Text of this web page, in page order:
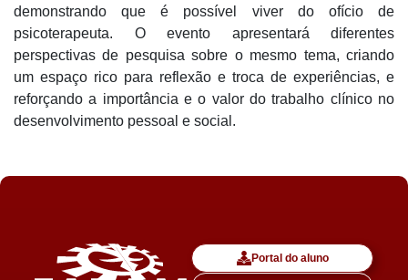
demonstrando que é possível viver do ofício de
psicoterapeuta. O evento apresentará diferentes
perspectivas de pesquisa sobre o mesmo tema, criando
um espaço rico para reflexão e troca de experiências, e
reforçando a importância e o valor do trabalho clínico no
desenvolvimento pessoal e social.
Portal do aluno